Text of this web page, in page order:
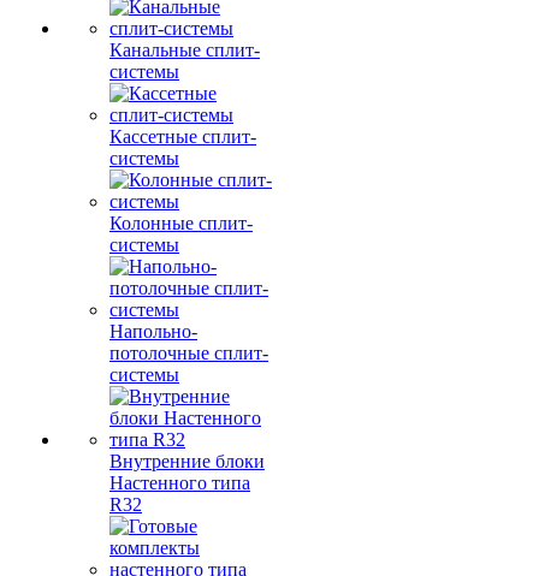
Канальные сплит-
системы
Кассетные сплит-
системы
Колонные сплит-
системы
Напольно-
потолочные сплит-
системы
Внутренние блоки
Настенного типа
R32